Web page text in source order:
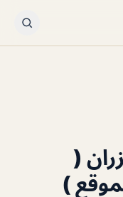
(
)